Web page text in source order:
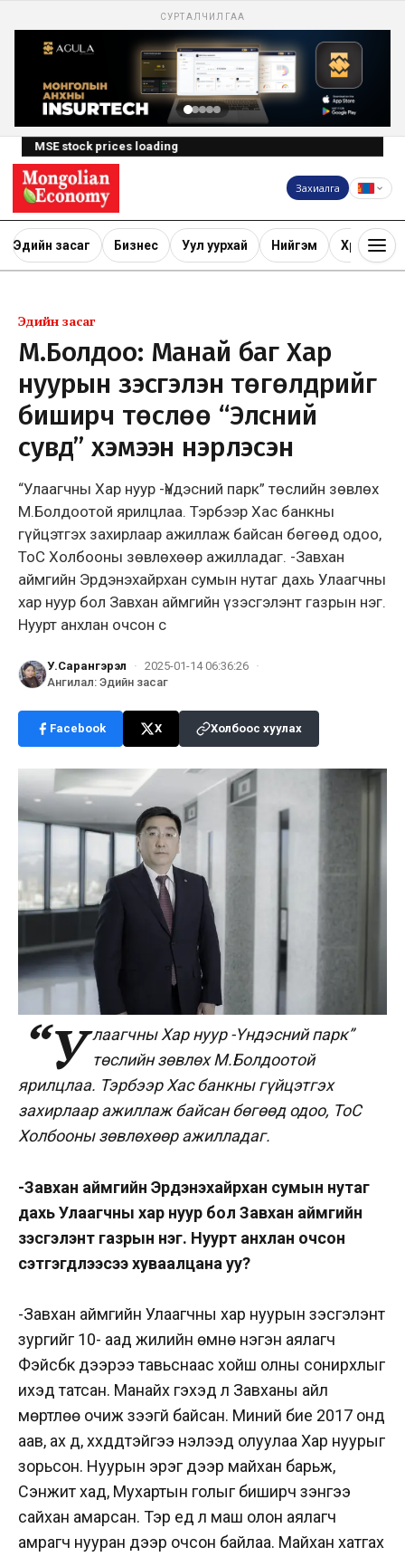
СУРТАЛЧИЛГАА
MSE stock prices loading
Захиалга
Эдийн засаг Бизнес Уул уурхай Нийгэм Хөрөнгө
Эдийн засаг
М.Болдоо: Манай баг Хар
нуурын үзэсгэлэн төгөлдрийг
биширч төслөө “Элсний
сувд” хэмээн нэрлэсэн
“Улаагчны Хар нуур -Үндэсний парк” төслийн зөвлөх
М.Болдоотой ярилцлаа. Тэрбээр Хас банкны
гүйцэтгэх захирлаар ажиллаж байсан бөгөөд одоо,
ТоС Холбооны зөвлөхөөр ажилладаг. -Завхан
аймгийн Эрдэнэхайрхан сумын нутаг дахь Улаагчны
хар нуур бол Завхан аймгийн үзэсгэлэнт газрын нэг.
Нуурт анхлан очсон с
У.Сарангэрэл · 2025-01-14 06:36:26 ·
Ангилал: Эдийн засаг
Facebook X Холбоос хуулах
“У лаагчны Хар нуур -Үндэсний парк”
төслийн зөвлөх М.Болдоотой
ярилцлаа. Тэрбээр Хас банкны гүйцэтгэх
захирлаар ажиллаж байсан бөгөөд одоо, ТоС
Холбооны зөвлөхөөр ажилладаг.
-Завхан аймгийн Эрдэнэхайрхан сумын нутаг
дахь Улаагчны хар нуур бол Завхан аймгийн
үзэсгэлэнт газрын нэг. Нуурт анхлан очсон
сэтгэгдлээсээ хуваалцана уу?
-Завхан аймгийн Улаагчны хар нуурын үзэсгэлэнт
зургийг 10- аад жилийн өмнө нэгэн аялагч
Фэйсбүүк дээрээ тавьснаас хойш олны сонирхлыг
ихэд татсан. Манайх гэхэд л Завханы айл
мөртлөө очиж үзээгүй байсан. Миний бие 2017 онд
аав, ах дүү, хүүхдүүдтэйгээ нэлээд олуулаа Хар нуурыг
зорьсон. Нуурын эрэг дээр майхан барьж,
Сэнжит хад, Мухартын голыг биширч үзэнгээ
сайхан амарсан. Тэр үед л маш олон аялагч
амрагч нууран дээр очсон байлаа. Майхан хатгах